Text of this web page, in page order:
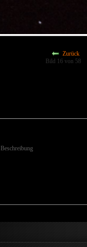
Zurück
Bild 16 von 58
Beschreibung